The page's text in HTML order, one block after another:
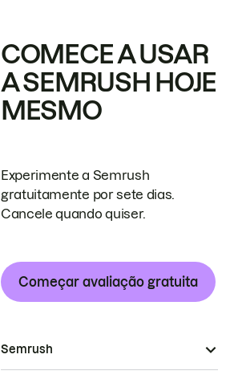
COMECE A USAR
A SEMRUSH HOJE
MESMO
Experimente a Semrush
gratuitamente por sete dias.
Cancele quando quiser.
Começar avaliação gratuita
Semrush